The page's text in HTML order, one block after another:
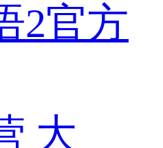
2官方
大